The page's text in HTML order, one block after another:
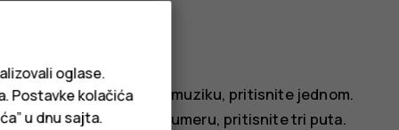
Da pustite i pauzirate muziku, pritisnite jednom.
odete na prethodnu numeru, pritisnite tri puta.
oglase.
Postavke kolačića
u dnu sajta.